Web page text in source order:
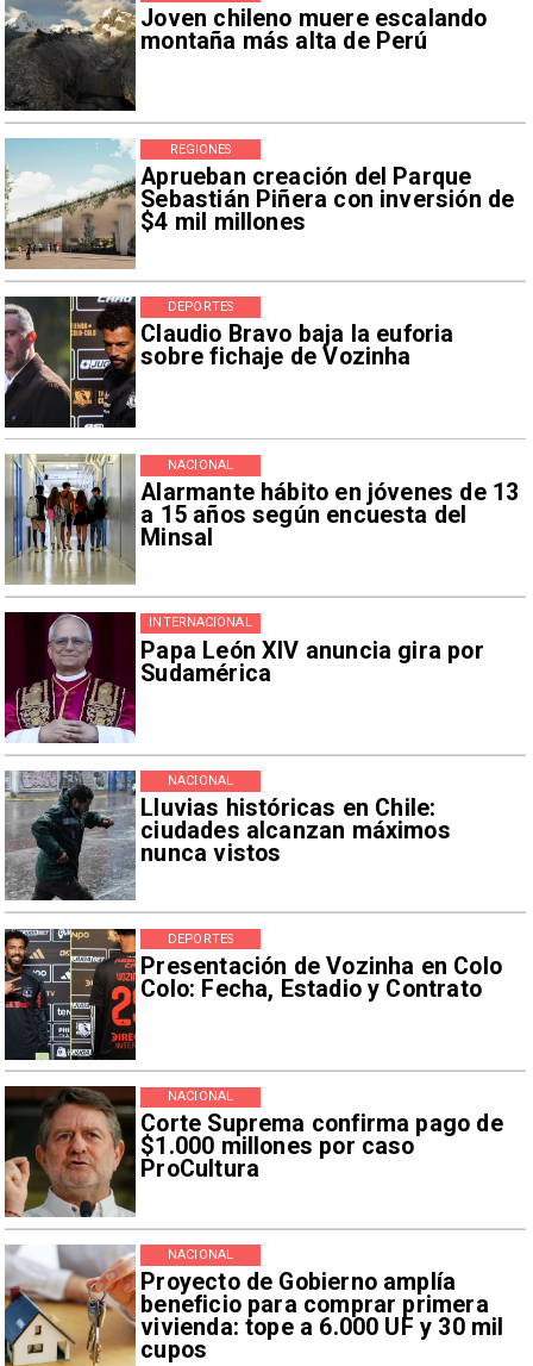
Joven chileno muere escalando
montaña más alta de Perú
Aprueban creación del Parque
Sebastián Piñera con inversión de
$4 mil millones
REGIONES
Claudio Bravo baja la euforia
sobre fichaje de Vozinha
DEPORTES
Alarmante hábito en jóvenes de 13
a 15 años según encuesta del
Minsal
NACIONAL
Papa León XIV anuncia gira por
Sudamérica
INTERNACIONAL
Lluvias históricas en Chile:
ciudades alcanzan máximos
nunca vistos
NACIONAL
Presentación de Vozinha en Colo
Colo: Fecha, Estadio y Contrato
DEPORTES
Corte Suprema confirma pago de
$1.000 millones por caso
ProCultura
NACIONAL
Proyecto de Gobierno amplía
beneficio para comprar primera
vivienda: tope a 6.000 UF y 30 mil
cupos
NACIONAL